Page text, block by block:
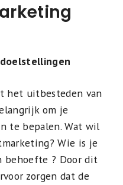
het uitbesteden van
om je
te bepalen. Wat wil
Wie is je
behoefte ? Door dit
zorgen dat de